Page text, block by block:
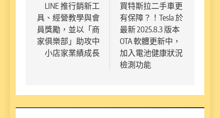
章
導
覽
LINE 推行銷新工
具、經營教學與會
員獎勵，並以「商
家俱樂部」助攻中
小店家業績成長
買特斯拉二手車更
有保障？！Tesla 於
最新 2025.8.3 版本
OTA 軟體更新中，
加入電池健康狀況
檢測功能